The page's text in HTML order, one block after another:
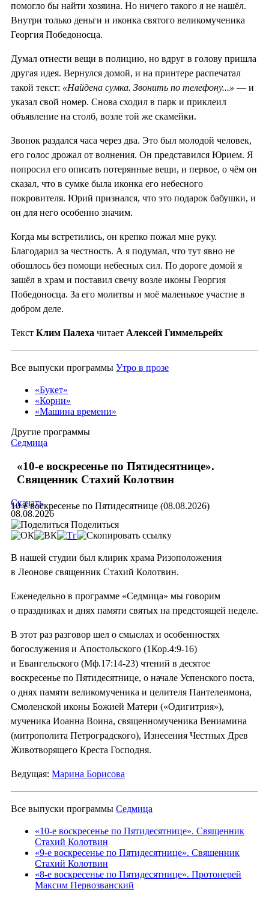
помогло бы найти хозяина. Но ничего такого я не нашёл.
Внутри только деньги и иконка святого великомученика
Георгия Победоносца.
Думал отнести вещи в полицию, но вдруг в голову пришла
другая идея. Вернулся домой, и на принтере распечатал
такой текст: «Найдена сумка. Звонить по телефону...» — и
указал свой номер. Снова сходил в парк и приклеил
объявление на столб, возле той же скамейки.
Звонок раздался часа через два. Это был молодой человек,
его голос дрожал от волнения. Он представился Юрием. Я
попросил его описать потерянные вещи, и первое, о чём он
сказал, что в сумке была иконка его небесного
покровителя. Юрий признался, что это подарок бабушки, и
он для него особенно значим.
Когда мы встретились, он крепко пожал мне руку.
Благодарил за честность. А я подумал, что тут явно не
обошлось без помощи небесных сил. По дороге домой я
зашёл в храм и поставил свечу возле иконы Георгия
Победоносца. За его молитвы и моё маленькое участие в
добром деле.
Текст Клим Палеха читает Алексей Гиммельрейх
Все выпуски программы Утро в прозе
«Букет»
«Корни»
«Машина времени»
Другие программы
Седмица
«10-е воскресенье по Пятидесятнице».
Священник Стахий Колотвин
10-е воскресенье по Пятидесятнице (08.08.2026)
Скачать
08.08.2026
Поделиться
В нашей студии был клирик храма Ризоположения
в Леонове священник Стахий Колотвин.
Еженедельно в программе «Седмица» мы говорим
о праздниках и днях памяти святых на предстоящей неделе.
В этот раз разговор шел о смыслах и особенностях
богослужения и Апостольского (1Кор.4:9-16)
и Евангельского (Мф.17:14-23) чтений в десятое
воскресенье по Пятидесятнице, о начале Успенского поста,
о днях памяти великомученика и целителя Пантелеимона,
Смоленской иконы Божией Матери («Одигитрия»),
мученика Иоанна Воина, священномученика Вениамина
(митрополита Петроградского), Изнесения Честных Древ
Животворящего Креста Господня.
Ведущая: Марина Борисова
Все выпуски программы Седмица
«10-е воскресенье по Пятидесятнице». Священник
Стахий Колотвин
«9-е воскресенье по Пятидесятнице». Священник
Стахий Колотвин
«8-е воскресенье по Пятидесятнице». Протоиерей
Максим Первозванский